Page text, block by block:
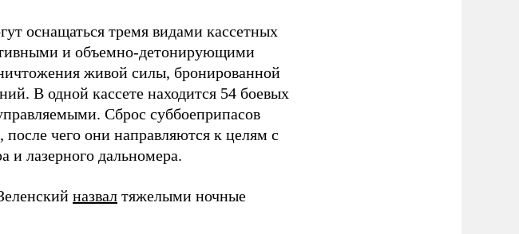
оснащаться тремя видами кассетных
и объемно-детонирующими
живой силы, бронированной
В одной кассете находится 54 боевых
Сброс суббоеприпасов
чего они направляются к целям с
и лазерного дальномера.
назвал тяжелыми ночные